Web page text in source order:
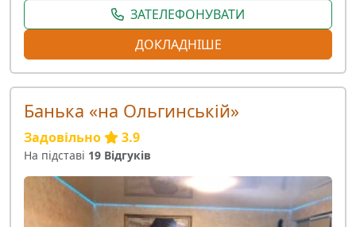
ЗАТЕЛЕФОНУВАТИ
ДОКЛАДНІШЕ
Банька «на Ольгинській»
Задовільно 3.9
На підставі 19 Відгуків